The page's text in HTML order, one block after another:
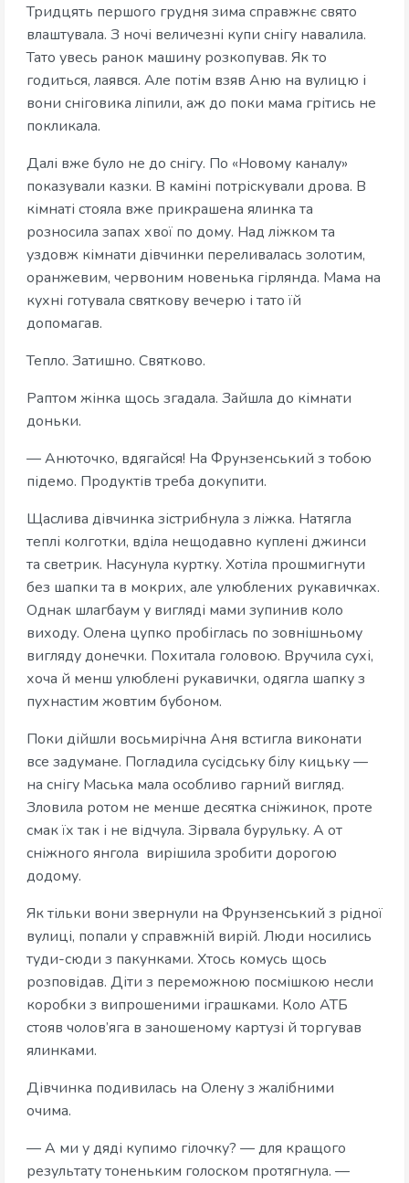
Тридцять першого грудня зима справжнє свято
влаштувала. З ночі величезні купи снігу навалила.
Тато увесь ранок машину розкопував. Як то
годиться, лаявся. Але потім взяв Аню на вулицю і
вони сніговика ліпили, аж до поки мама грітись не
покликала.
Далі вже було не до снігу. По «Новому каналу»
показували казки. В каміні потріскували дрова. В
кімнаті стояла вже прикрашена ялинка та
розносила запах хвої по дому. Над ліжком та
уздовж кімнати дівчинки переливалась золотим,
оранжевим, червоним новенька гірлянда. Мама на
кухні готувала святкову вечерю і тато їй
допомагав.
Тепло. Затишно. Святково.
Раптом жінка щось згадала. Зайшла до кімнати
доньки.
— Анюточко, вдягайся! На Фрунзенський з тобою
підемо. Продуктів треба докупити.
Щаслива дівчинка зістрибнула з ліжка. Натягла
теплі колготки, вділа нещодавно куплені джинси
та светрик. Насунула куртку. Хотіла прошмигнути
без шапки та в мокрих, але улюблених рукавичках.
Однак шлагбаум у вигляді мами зупинив коло
виходу. Олена цупко пробіглась по зовнішньому
вигляду донечки. Похитала головою. Вручила сухі,
хоча й менш улюблені рукавички, одягла шапку з
пухнастим жовтим бубоном.
Поки дійшли восьмирічна Аня встигла виконати
все задумане. Погладила сусідську білу кицьку —
на снігу Маська мала особливо гарний вигляд.
Зловила ротом не менше десятка сніжинок, проте
смак їх так і не відчула. Зірвала бурульку. А от
сніжного янгола вирішила зробити дорогою
додому.
Як тільки вони звернули на Фрунзенський з рідної
вулиці, попали у справжній вирій. Люди носились
туди-сюди з пакунками. Хтось комусь щось
розповідав. Діти з переможною посмішкою несли
коробки з випрошеними іграшками. Коло АТБ
стояв чолов’яга в заношеному картузі й торгував
ялинками.
Дівчинка подивилась на Олену з жалібними
очима.
— А ми у дяді купимо гілочку? — для кращого
результату тоненьким голоском протягнула. —